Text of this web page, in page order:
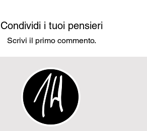
Condividi i tuoi pensieri
Scrivi il primo commento.